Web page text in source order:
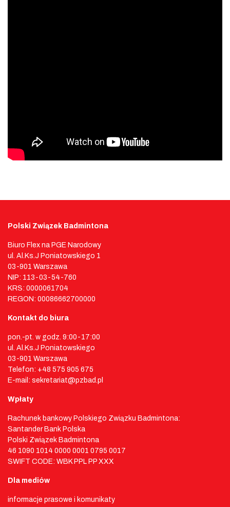
Polski Związek Badmintona
Biuro Flex na PGE Narodowy
ul. Al.Ks.J Poniatowskiego 1
03-901 Warszawa
NIP: 113-03-54-760
KRS: 0000061704
REGON: 00086662700000
Kontakt do biura
pon.-pt. w godz. 9:00-17:00
ul. Al.Ks.J Poniatowskiego
03-901 Warszawa
Telefon: +48 575 905 675
E-mail: sekretariat@pzbad.pl
Wpłaty
Rachunek bankowy Polskiego Związku Badmintona:
Santander Bank Polska
Polski Związek Badmintona
46 1090 1014 0000 0001 0795 0017
SWIFT CODE: WBK PPL PP XXX
Dla mediów
informacje prasowe i komunikaty